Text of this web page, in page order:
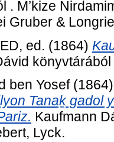
. M’kize
Gruber &
ed. (1864)
ben Yosef
Tanaḵ gadol
Kaufmann
Lyck.